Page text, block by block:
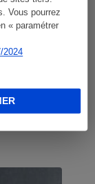
Vous pourrez
« paramétrer
2024
vous